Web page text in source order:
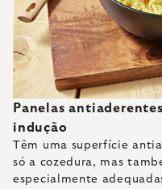
Panelas
indução
Têm uma superfície
só a cozedura, mas
especialmente